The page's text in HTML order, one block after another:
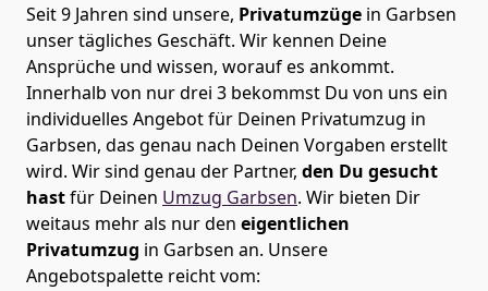
Seit 9 Jahren sind unsere, Privatumzüge in Garbsen
unser tägliches Geschäft. Wir kennen Deine
Ansprüche und wissen, worauf es ankommt.
Innerhalb von nur drei 3 bekommst Du von uns ein
individuelles Angebot für Deinen Privatumzug in
Garbsen, das genau nach Deinen Vorgaben erstellt
wird. Wir sind genau der Partner, den Du gesucht
hastfür Deinen Umzug Garbsen. Wir bieten Dir
weitaus mehr als nur den eigentlichen
Privatumzug in Garbsen an. Unsere
Angebotspalette reicht vom: